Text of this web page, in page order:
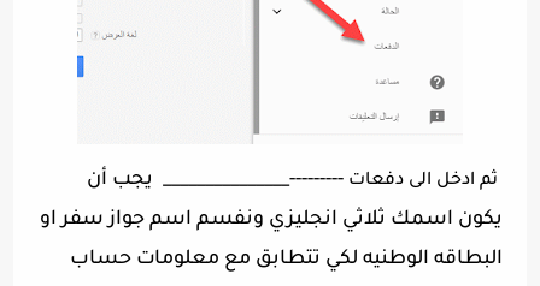
ثم ادخل الى دفعات ---------_______________ يجب أن
يكون اسمك ثلاثي انجليزي ونفسم اسم جواز سفر او
البطاقه الوطنيه لكي تتطابق مع معلومات حساب